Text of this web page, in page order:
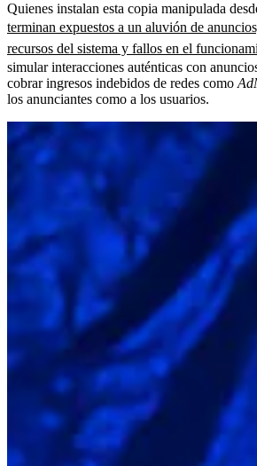
Quienes instalan esta copia manipulada
terminan expuestos a un aluvión de
recursos del sistema y fallos en el
simular interacciones auténticas con
cobrar ingresos indebidos de redes como
los anunciantes como a los usuarios.